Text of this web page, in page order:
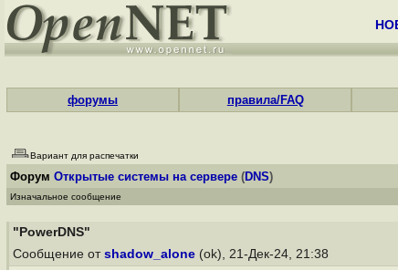
форумы правила/FAQ
Вариант для распечатки
Форум Открытые системы на сервере (DNS)
Изначальное сообщение
"PowerDNS"
Сообщение от shadow_alone (ok), 21-Дек-24, 21:38